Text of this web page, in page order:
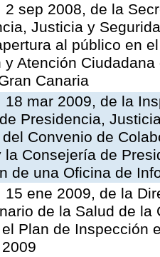
2 sep 2008, de la
Justicia y
al público en
y Atención
Canaria
18 mar 2009, de la
Presidencia,
Convenio de
la Consejería de
de una Oficina de
15 ene 2009, de la
de la Salud de
Plan de Inspección